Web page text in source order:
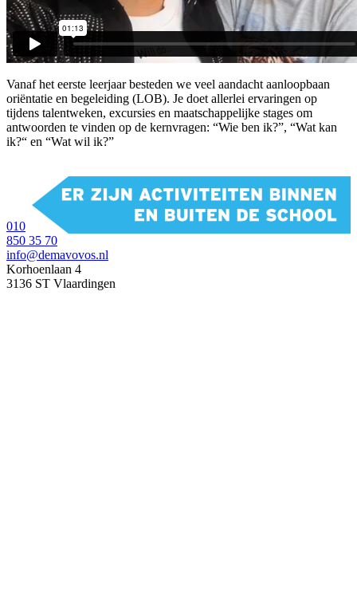
Vanaf het eerste leerjaar besteden we veel aandacht aanloopbaan
oriëntatie en begeleiding (LOB). Je doet allerlei ervaringen op
tijdens talentweken, excursies en maatschappelijke stages om
antwoorden te vinden op de kernvragen: “Wie ben ik?”, “Wat kan
ik?“ en “Wat wil ik?”
010
850 35 70
info@demavovos.nl
Korhoenlaan 4
3136 ST Vlaardingen